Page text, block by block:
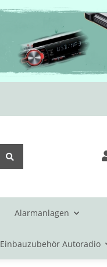
Alarmanlagen
Einbauzubehör Autoradio